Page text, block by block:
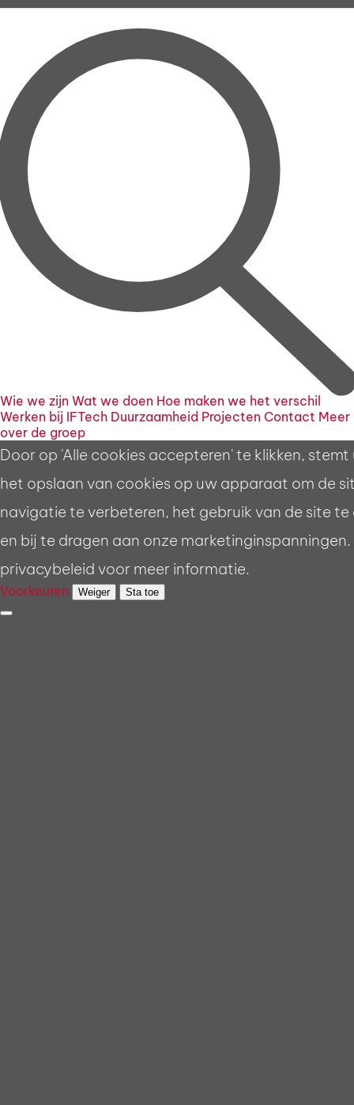
Wie we zijn Wat we doen Hoe maken we het verschil
Werken bij IFTech Duurzaamheid Projecten Contact Meer
over de groep
Door op 'Alle cookies accepteren' te klikken, stemt
het opslaan van cookies op uw apparaat om de
navigatie te verbeteren, het gebruik van de site te
en bij te dragen aan onze marketinginspanningen.
privacybeleid voor meer informatie.
Voorkeuren Weiger Sta toe